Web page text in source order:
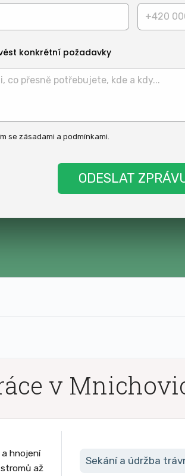
konkrétní požadavky
se zásadami a podmínkami.
v
hnojení
až
Sekání a údržba